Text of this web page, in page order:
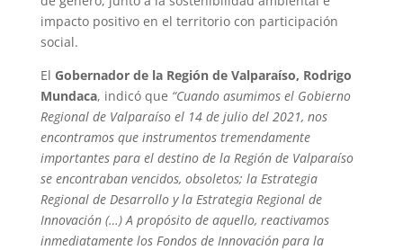
impacto positivo en el territorio con participación
social.
El Gobernador de la Región de Valparaíso, Rodrigo
Mundaca, indicó que “Cuando asumimos el Gobierno
Regional de Valparaíso el 14 de julio del 2021, nos
encontramos que instrumentos tremendamente
importantes para el destino de la Región de Valparaíso
se encontraban vencidos, obsoletos; la Estrategia
Regional de Desarrollo y la Estrategia Regional de
Innovación (…) A propósito de aquello, reactivamos
inmediatamente los Fondos de Innovación para la